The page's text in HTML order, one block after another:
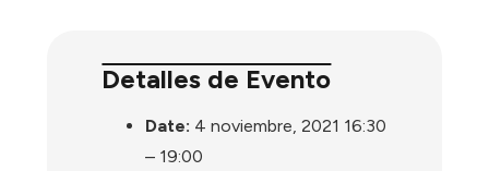
Detalles de Evento
Date: 4 noviembre, 2021 16:30
– 19:00